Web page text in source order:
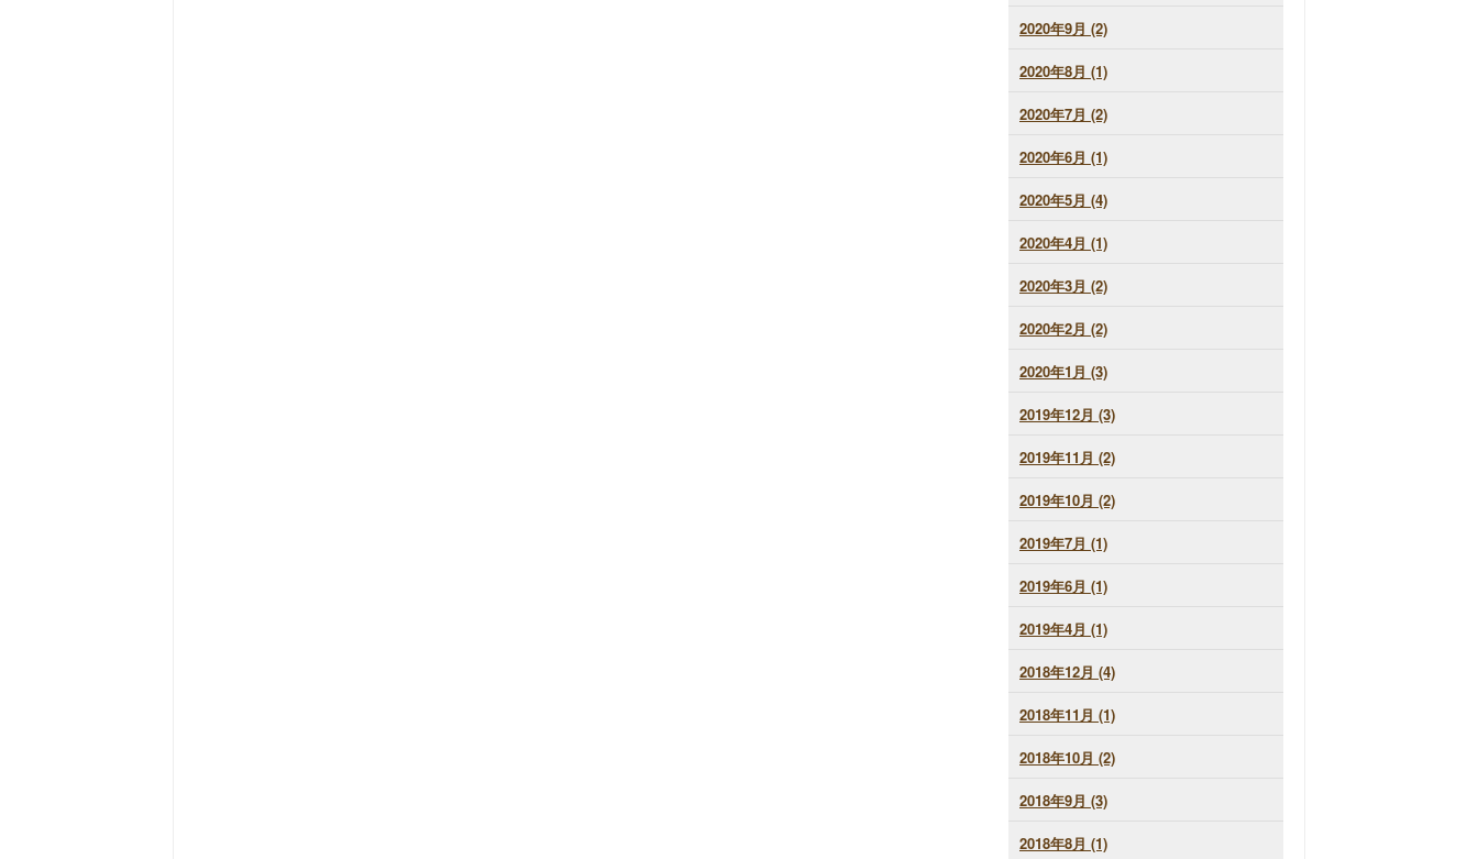
2020年9月 (2)
2020年8月 (1)
2020年7月 (2)
2020年6月 (1)
2020年5月 (4)
2020年4月 (1)
2020年3月 (2)
2020年2月 (2)
2020年1月 (3)
2019年12月 (3)
2019年11月 (2)
2019年10月 (2)
2019年7月 (1)
2019年6月 (1)
2019年4月 (1)
2018年12月 (4)
2018年11月 (1)
2018年10月 (2)
2018年9月 (3)
2018年8月 (1)